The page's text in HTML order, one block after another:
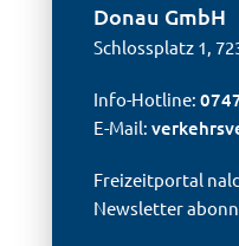
Donau GmbH
Schlossplatz 1,
Info-Hotline:
E-Mail:
Freizeitportal
Newsletter